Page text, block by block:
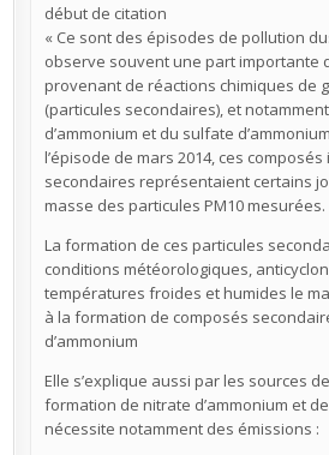
début de citation
« Ce sont des épisodes de pollution
observe souvent une part importante
provenant de réactions chimiques de
(particules secondaires), et
d’ammonium et du sulfate
l’épisode de mars 2014, ces
secondaires représentaient certains
masse des particules PM10 mesurées.
La formation de ces particules
conditions météorologiques,
températures froides et humides le
à la formation de composés
d’ammonium
Elle s’explique aussi par les sources
formation de nitrate d’ammonium et
nécessite notamment des émissions :